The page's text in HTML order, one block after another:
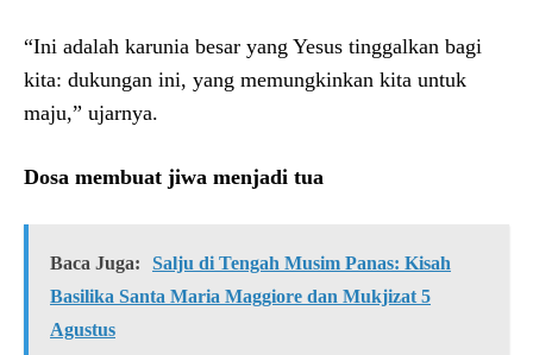
“Ini adalah karunia besar yang Yesus tinggalkan bagi
kita: dukungan ini, yang memungkinkan kita untuk
maju,” ujarnya.
Dosa membuat jiwa menjadi tua
Baca Juga:
Salju di Tengah Musim Panas: Kisah
Basilika Santa Maria Maggiore dan Mukjizat 5
Agustus